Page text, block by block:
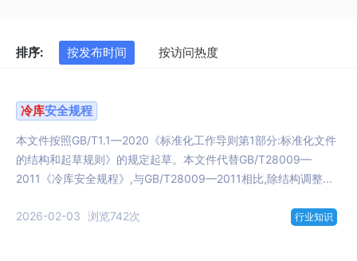
排序: 按发布时间 按访问热度
冷库安全规程
本文件按照GB/T1.1—2020《标准化工作导则第1部分:标准化文件
的结构和起草规则》的规定起草。本文件代替GB/T28009—
2011《冷库安全规程》,与GB/T28009—2011相比,除结构调整...
2026-02-03 浏览742次 行业知识